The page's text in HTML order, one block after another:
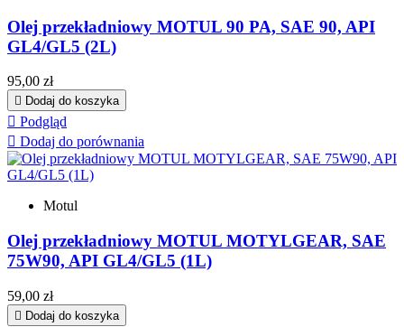
Olej przekładniowy MOTUL 90 PA, SAE 90, API
GL4/GL5 (2L)
Cena
95,00 zł
 Dodaj do koszyka
 Podgląd
 Dodaj do porównania
Motul
Olej przekładniowy MOTUL MOTYLGEAR, SAE
75W90, API GL4/GL5 (1L)
Cena
59,00 zł
 Dodaj do koszyka